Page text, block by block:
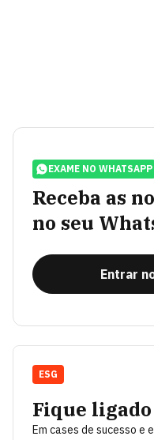
EXAME NO WHATSAPP
Receba as
no seu
Entrar
Fique ligado
Em cases de sucesso e
ESG